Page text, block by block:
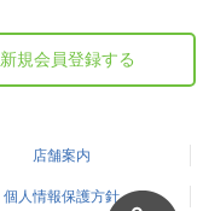
新規会員登録する
店舗案内
個人情報保護方針